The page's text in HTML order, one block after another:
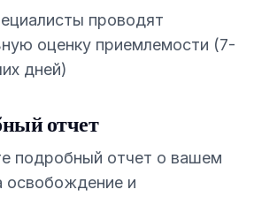
проводят
оценку приемлемости (7-
дней)
отчет
подробный отчет о вашем
освобождение и